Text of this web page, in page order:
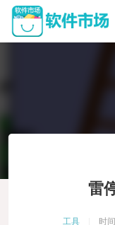
雷
工具 时